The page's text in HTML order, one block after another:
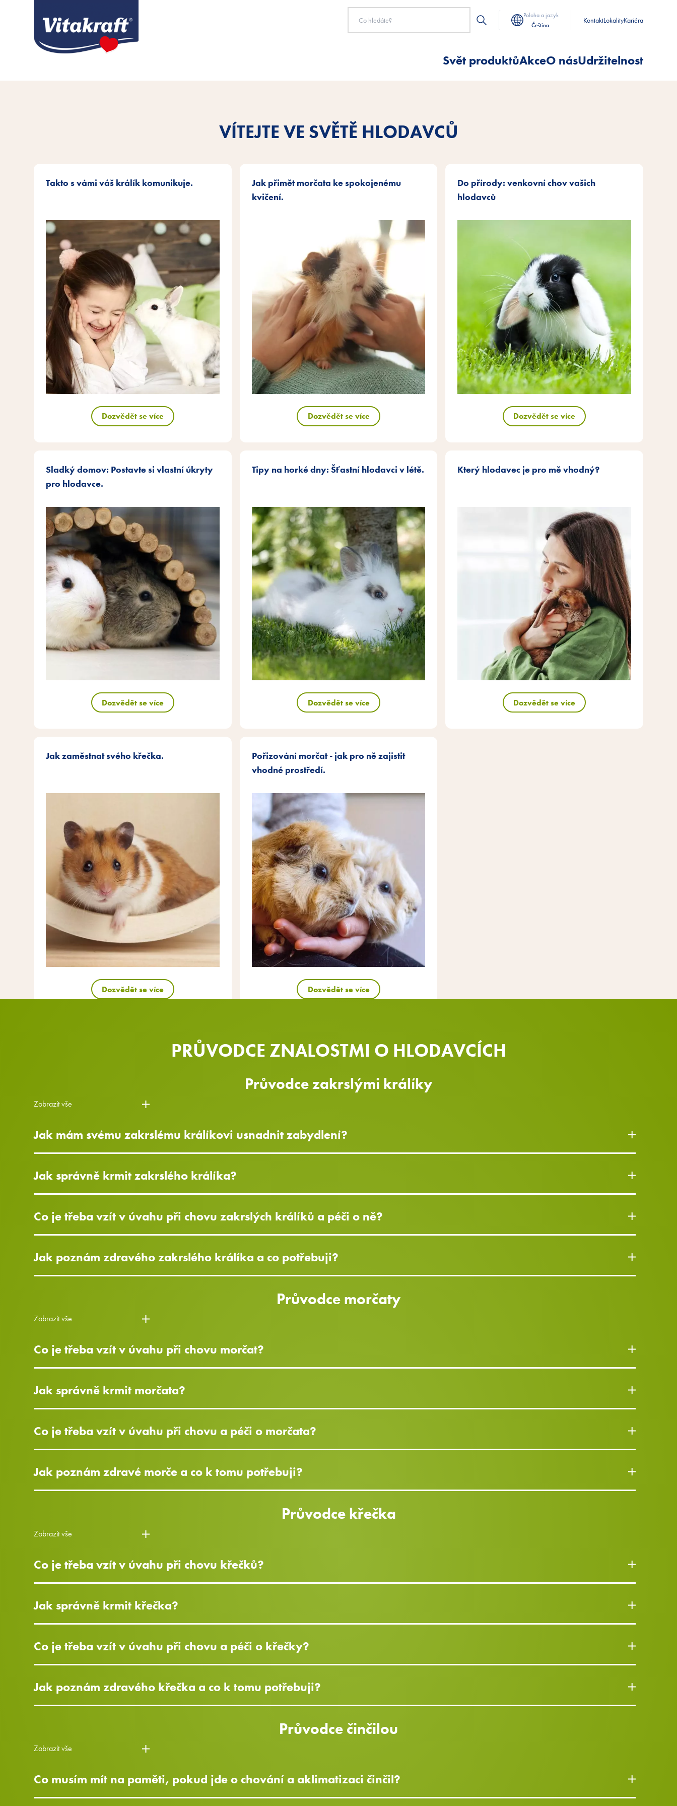
Poloha a jazyk
Čeština
KontaktLokalityKariéra
Svět produktůAkceO násUdržitelnost
VÍTEJTE VE SVĚTĚ HLODAVCŮ
Takto s vámi váš králík komunikuje.
Dozvědět se více
Jak přimět morčata ke spokojenému
kvičení.
Dozvědět se více
Do přírody: venkovní chov vašich
hlodavců
Dozvědět se více
Sladký domov: Postavte si vlastní úkryty
pro hlodavce.
Dozvědět se více
Tipy na horké dny: Šťastní hlodavci v létě.
Dozvědět se více
Který hlodavec je pro mě vhodný?
Dozvědět se více
Jak zaměstnat svého křečka.
Dozvědět se více
Pořizování morčat - jak pro ně zajistit
vhodné prostředí.
Dozvědět se více
PRŮVODCE ZNALOSTMI O HLODAVCÍCH
Průvodce zakrslými králíky
Zobrazit vše
Jak mám svému zakrslému králíkovi usnadnit zabydlení?
Jak správně krmit zakrslého králíka?
Co je třeba vzít v úvahu při chovu zakrslých králíků a péči o ně?
Jak poznám zdravého zakrslého králíka a co potřebuji?
Průvodce morčaty
Zobrazit vše
Co je třeba vzít v úvahu při chovu morčat?
Jak správně krmit morčata?
Co je třeba vzít v úvahu při chovu a péči o morčata?
Jak poznám zdravé morče a co k tomu potřebuji?
Průvodce křečka
Zobrazit vše
Co je třeba vzít v úvahu při chovu křečků?
Jak správně krmit křečka?
Co je třeba vzít v úvahu při chovu a péči o křečky?
Jak poznám zdravého křečka a co k tomu potřebuji?
Průvodce činčilou
Zobrazit vše
Co musím mít na paměti, pokud jde o chování a aklimatizaci činčil?